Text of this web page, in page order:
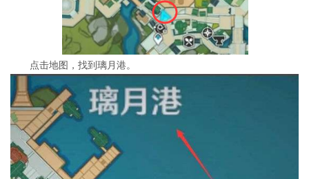
点击地图，找到璃月港。